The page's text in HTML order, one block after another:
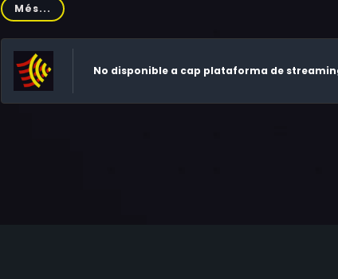
Més...
No disponible a cap plataforma de